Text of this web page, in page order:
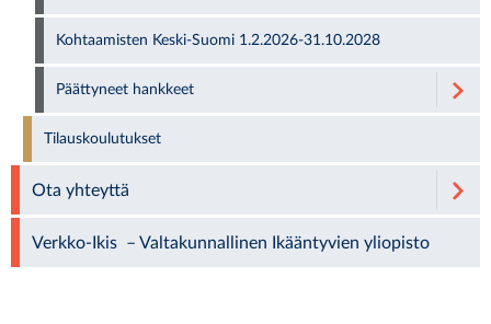
Kohtaamisten Keski-Suomi 1.2.2026-31.10.2028
Päättyneet hankkeet
Tilauskoulutukset
Ota yhteyttä
Verkko-Ikis – Valtakunnallinen Ikääntyvien yliopisto